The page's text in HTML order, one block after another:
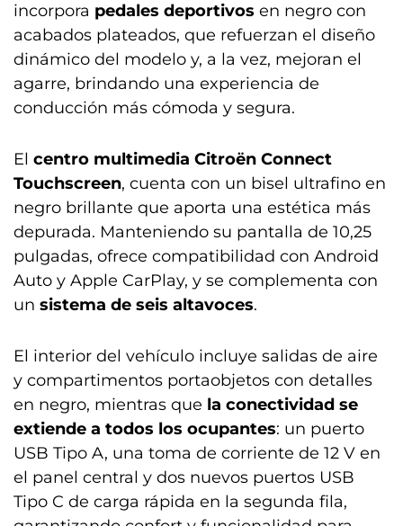
incorpora pedales deportivos en negro con
acabados plateados, que refuerzan el diseño
dinámico del modelo y, a la vez, mejoran el
agarre, brindando una experiencia de
conducción más cómoda y segura.
El centro multimedia Citroën Connect
Touchscreen, cuenta con un bisel ultrafino en
negro brillante que aporta una estética más
depurada. Manteniendo su pantalla de 10,25
pulgadas, ofrece compatibilidad con Android
Auto y Apple CarPlay, y se complementa con
un sistema de seis altavoces.
El interior del vehículo incluye salidas de aire
y compartimentos portaobjetos con detalles
en negro, mientras que la conectividad se
extiende a todos los ocupantes: un puerto
USB Tipo A, una toma de corriente de 12 V en
el panel central y dos nuevos puertos USB
Tipo C de carga rápida en la segunda fila,